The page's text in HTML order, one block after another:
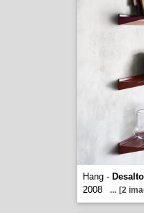
Hang - Desalto
2008
... [2